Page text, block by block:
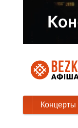
Концерты